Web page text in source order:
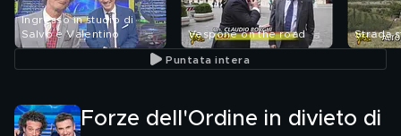
Ingresso in studio di
Salvo e Valentino
Vespone on the road Strada
Puntata intera
Forze dell'Ordine in divieto di